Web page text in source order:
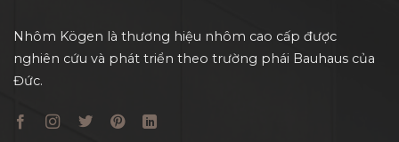
Nhôm Kögen là thương hiệu nhôm cao cấp được
nghiên cứu và phát triển theo trường phái Bauhaus của
Đức.